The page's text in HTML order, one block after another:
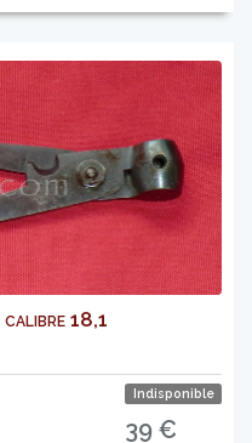
18,1
Indisponible
39 €